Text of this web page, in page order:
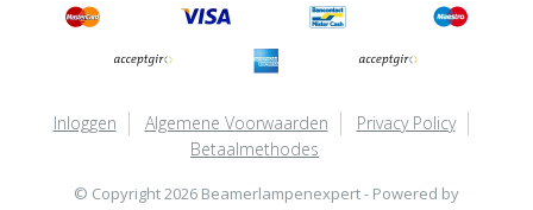
Inloggen Algemene Voorwaarden
Privacy Policy
Betaalmethodes
© Copyright 2026 Beamerlampenexpert - Powered by